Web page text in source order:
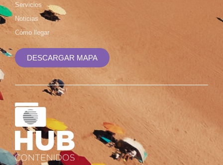
Servicios
Noticias
Cómo llegar
DESCARGAR MAPA